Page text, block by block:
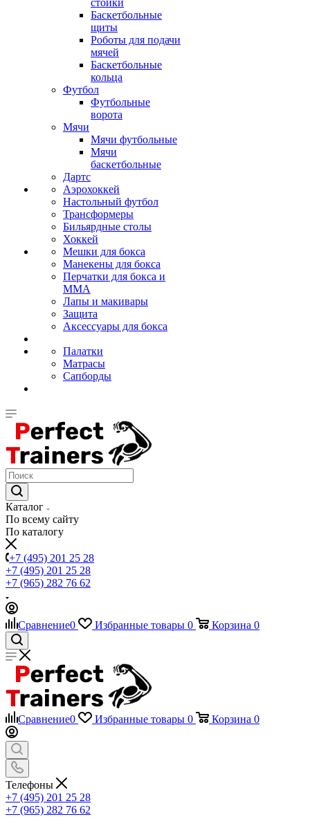
стойки
Баскетбольные
щиты
Роботы для подачи
мячей
Баскетбольные
кольца
Футбол
Футбольные
ворота
Мячи
Мячи футбольные
Мячи
баскетбольные
Дартс
Аэрохоккей
Настольный футбол
Трансформеры
Бильярдные столы
Хоккей
Мешки для бокса
Манекены для бокса
Перчатки для бокса и
MMA
Лапы и макивары
Защита
Аксессуары для бокса
Палатки
Матрасы
Сапборды
Каталог
По всему сайту
По каталогу
+7 (495) 201 25 28
+7 (495) 201 25 28
+7 (965) 282 76 62
Сравнение0 Избранные товары 0 Корзина 0
Сравнение0 Избранные товары 0 Корзина 0
Телефоны
+7 (495) 201 25 28
+7 (965) 282 76 62